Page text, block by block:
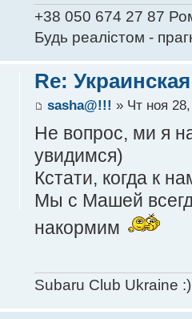
+38 050 674 27 87
Будь реалістом -
Re:
sasha@!!! » Чт ноя
Не вопрос, ми я
увидимся)
Кстати, когда к
Мы с Машей
накормим
Subaru Club Ukraine :)